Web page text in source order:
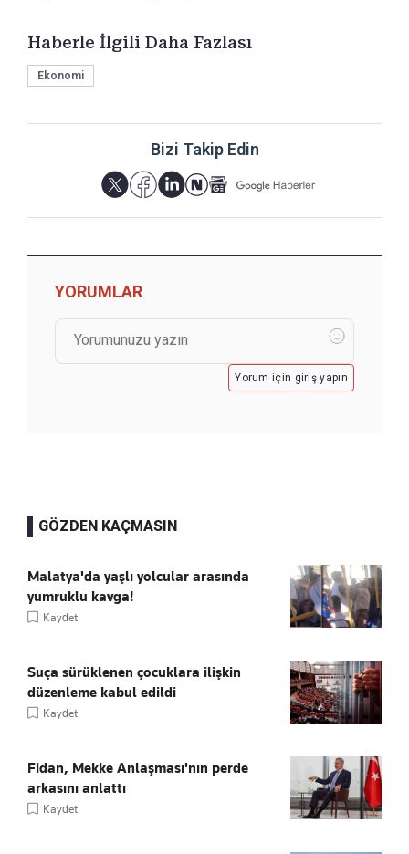
Haberle İlgili Daha Fazlası
Ekonomi
Bizi Takip Edin
YORUMLAR
Yorum için giriş yapın
GÖZDEN KAÇMASIN
Malatya'da yaşlı yolcular arasında
yumruklu kavga!
Kaydet
Suça sürüklenen çocuklara ilişkin
düzenleme kabul edildi
Kaydet
Fidan, Mekke Anlaşması'nın perde
arkasını anlattı
Kaydet